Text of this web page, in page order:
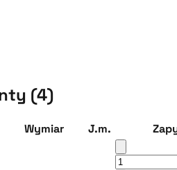
(4)
Wymiar J.m.